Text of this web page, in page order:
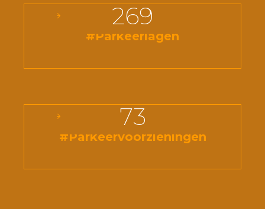
#Parkeerlagen
269
#Parkeervoorzieningen
73